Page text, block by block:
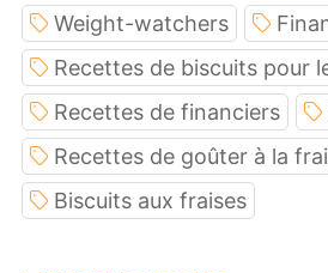
Weight-watchers
Recettes de biscuits pour
Recettes de financiers
Recettes de goûter à la
Biscuits aux fraises